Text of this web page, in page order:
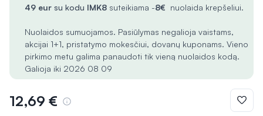
49 eur su kodu IMK8 suteikiama -8€ nuolaida krepšeliui.
Nuolaidos sumuojamos. Pasiūlymas negalioja vaistams,
akcijai 1+1, pristatymo mokesčiui, dovanų kuponams. Vieno
pirkimo metu galima panaudoti tik vieną nuolaidos kodą.
Galioja iki 2026 08 09
12,69 €